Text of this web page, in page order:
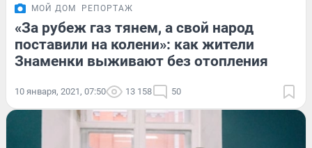
МОЙ ДОМ РЕПОРТАЖ
«За рубеж газ тянем, а свой народ
поставили на колени»: как жители
Знаменки выживают без отопления
10 января, 2021, 07:50 13 158 50